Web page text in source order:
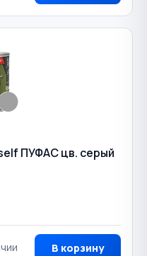
ПУФАС цв. серый
В корзину